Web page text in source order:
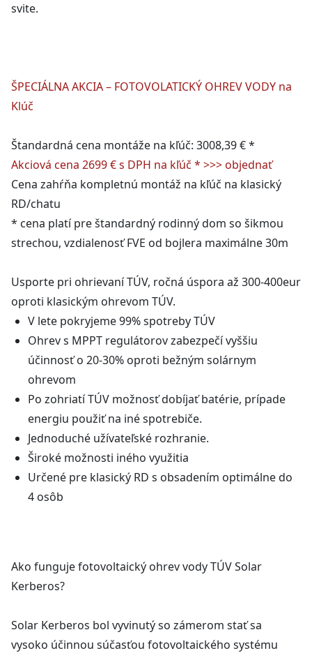
svite.
ŠPECIÁLNA AKCIA – FOTOVOLATICKÝ OHREV VODY na
Klúč
Štandardná cena montáže na kľúč: 3008,39 € *
Akciová cena 2699 € s DPH na kľúč * >>> objednať
Cena zahŕňa kompletnú montáž na kľúč na klasický
RD/chatu
* cena platí pre štandardný rodinný dom so šikmou
strechou, vzdialenosť FVE od bojlera maximálne 30m
Usporte pri ohrievaní TÚV, ročná úspora až 300-400eur
oproti klasickým ohrevom TÚV.
V lete pokryjeme 99% spotreby TÚV
Ohrev s MPPT regulátorov zabezpečí vyššiu
účinnosť o 20-30% oproti bežným solárnym
ohrevom
Po zohriatí TÚV možnosť dobíjať batérie, prípade
energiu použiť na iné spotrebiče.
Jednoduché užívateľské rozhranie.
Široké možnosti iného využitia
Určené pre klasický RD s obsadením optimálne do
4 osôb
Ako funguje fotovoltaický ohrev vody TÚV Solar
Kerberos?
Solar Kerberos bol vyvinutý so zámerom stať sa
vysoko účinnou súčasťou fotovoltaického systému